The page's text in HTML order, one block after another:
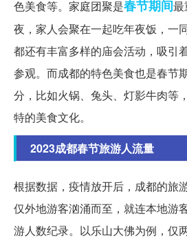
色美食等。家庭团聚是春节期间最
夜，家人会聚在一起吃年夜饭，一
都还有丰富多样的庙会活动，吸引
参观。而成都的特色美食也是春节
分，比如火锅、兔头、灯影牛肉等
特的美食文化。
2023成都春节旅游人流量
根据数据，疫情放开后，成都的旅
仅外地游客汹涌而至，就连本地游
游人数纪录。以乐山大佛为例，仅